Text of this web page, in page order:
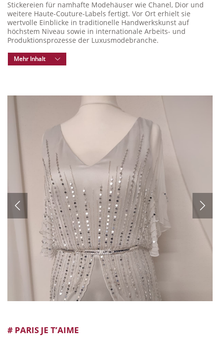
Stickereien für namhafte Modehäuser wie Chanel, Dior und
weitere Haute-Couture-Labels fertigt. Vor Ort erhielt sie
wertvolle Einblicke in traditionelle Handwerkskunst auf
höchstem Niveau sowie in internationale Arbeits- und
Produktionsprozesse der Luxusmodebranche.
Mehr Inhalt
# PARIS JE T’AIME